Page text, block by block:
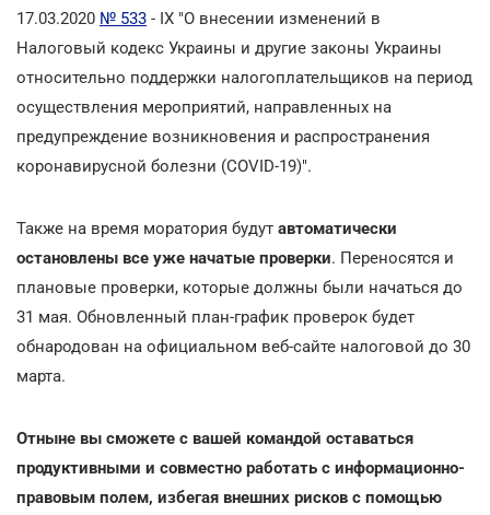
17.03.2020 № 533 - IX "О внесении изменений в
Налоговый кодекс Украины и другие законы Украины
относительно поддержки налогоплательщиков на период
осуществления мероприятий, направленных на
предупреждение возникновения и распространения
коронавирусной болезни (COVID-19)".
Также на время моратория будут автоматически
остановлены все уже начатые проверки. Переносятся и
плановые проверки, которые должны были начаться до
31 мая. Обновленный план-график проверок будет
обнародован на официальном веб-сайте налоговой до 30
марта.
Отныне вы сможете с вашей командой оставаться
продуктивными и совместно работать с информационно-
правовым полем, избегая внешних рисков с помощью